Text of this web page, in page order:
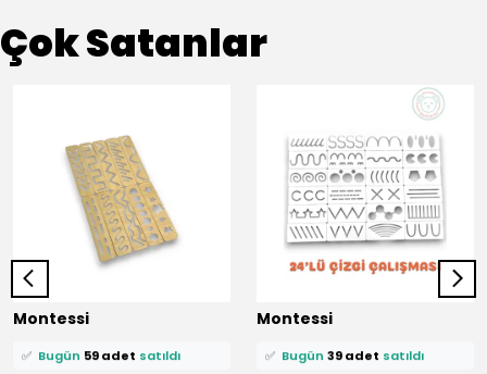
Çok Satanlar
Montessi
⭐️ Bu ürünü
🛒 89 kişisepetine ekledi!
✅ Bugün 59 adet satıldı
Montessi
favoriledi!
🛒 69 kişisepetine ekledi!
✅ Bugün 39 adet satıldı